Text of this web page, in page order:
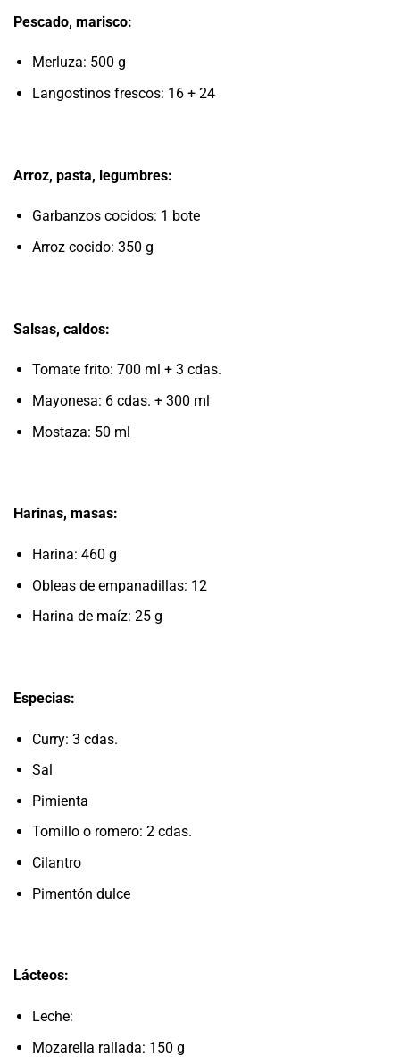
Pescado, marisco:
Merluza: 500 g
Langostinos frescos: 16 + 24
Arroz, pasta, legumbres:
Garbanzos cocidos: 1 bote
Arroz cocido: 350 g
Salsas, caldos:
Tomate frito: 700 ml + 3 cdas.
Mayonesa: 6 cdas. + 300 ml
Mostaza: 50 ml
Harinas, masas:
Harina: 460 g
Obleas de empanadillas: 12
Harina de maíz: 25 g
Especias:
Curry: 3 cdas.
Sal
Pimienta
Tomillo o romero: 2 cdas.
Cilantro
Pimentón dulce
Lácteos:
Leche:
Mozarella rallada: 150 g